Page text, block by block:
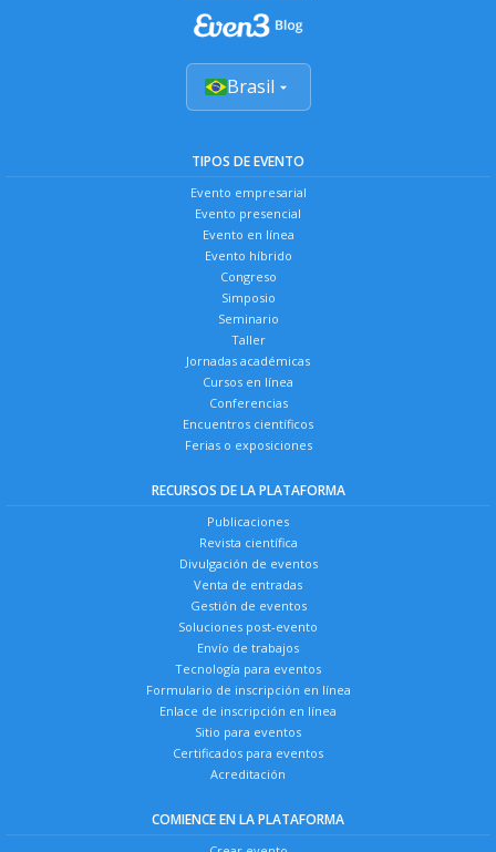
Brasil
TIPOS DE EVENTO
Evento empresarial
Evento presencial
Evento en línea
Evento híbrido
Congreso
Simposio
Seminario
Taller
Jornadas académicas
Cursos en línea
Conferencias
Encuentros científicos
Ferias o exposiciones
RECURSOS DE LA PLATAFORMA
Publicaciones
Revista científica
Divulgación de eventos
Venta de entradas
Gestión de eventos
Soluciones post-evento
Envío de trabajos
Tecnología para eventos
Formulario de inscripción en línea
Enlace de inscripción en línea
Sitio para eventos
Certificados para eventos
Acreditación
COMIENCE EN LA PLATAFORMA